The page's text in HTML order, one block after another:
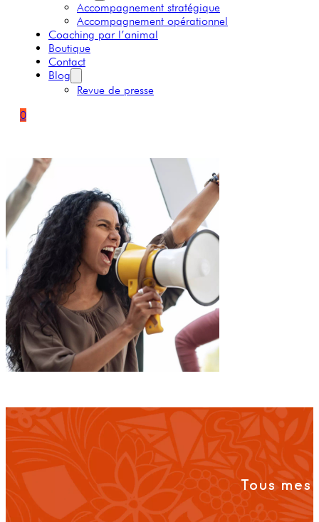
Accompagnement stratégique
Accompagnement opérationnel
Coaching par l’animal
Boutique
Contact
Blog
Revue de presse
0
Tous